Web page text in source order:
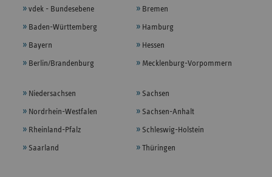
vdek - Bundesebene
Baden-Württemberg
Bayern
Berlin/Brandenburg
Bremen
Hamburg
Hessen
Mecklenburg-Vorpommern
Niedersachsen
Nordrhein-Westfalen
Rheinland-Pfalz
Saarland
Sachsen
Sachsen-Anhalt
Schleswig-Holstein
Thüringen